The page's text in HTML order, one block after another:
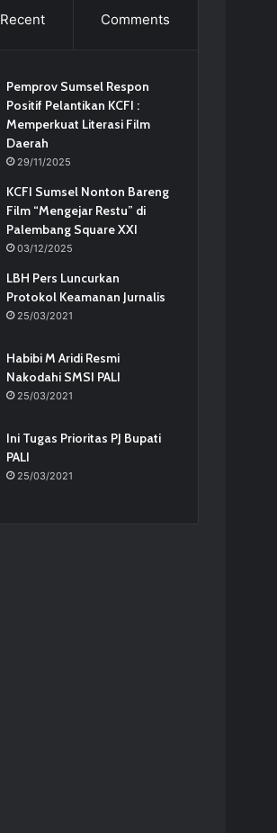
Recent Comments
Pemprov Sumsel Respon
Positif Pelantikan KCFI :
Memperkuat Literasi Film
Daerah
29/11/2025
KCFI Sumsel Nonton Bareng
Film “Mengejar Restu” di
Palembang Square XXI
03/12/2025
LBH Pers Luncurkan
Protokol Keamanan Jurnalis
25/03/2021
Habibi M Aridi Resmi
Nakodahi SMSI PALI
25/03/2021
Ini Tugas Prioritas PJ Bupati
PALI
25/03/2021